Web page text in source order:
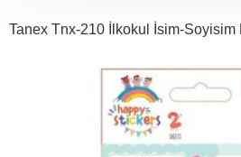
Tanex Tnx-210 İlkokul İsim-Soyisim